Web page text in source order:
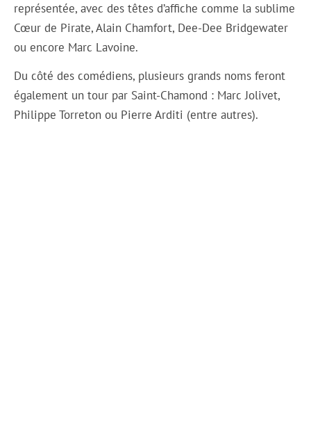
représentée, avec des têtes d’affiche comme la sublime
Cœur de Pirate, Alain Chamfort, Dee-Dee Bridgewater
ou encore Marc Lavoine.
Du côté des comédiens, plusieurs grands noms feront
également un tour par Saint-Chamond : Marc Jolivet,
Philippe Torreton ou Pierre Arditi (entre autres).